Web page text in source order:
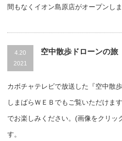
間もなくイオン島原店がオープンしま
4.20
2021
空中散歩ドローンの旅
カボチャテレビで放送した『空中散
しまばらＷＥＢでもご覧いただけま
でお楽しみください。(画像をクリッ
す。